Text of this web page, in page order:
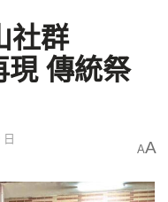
社群
現 傳統祭
AA